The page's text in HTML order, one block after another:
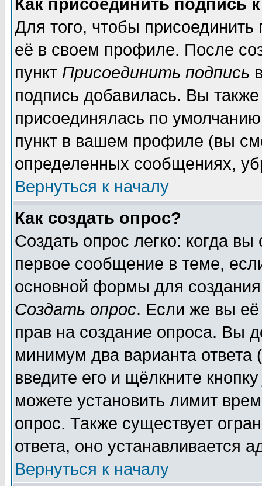
Как присоединить подпись
Для того, чтобы
её в своем профиле. После
пункт Присоединить подпись
подпись добавилась. Вы
присоединялась по
пункт в вашем профиле (вы
определенных сообщениях,
Вернуться к началу
Как создать опрос?
Создать опрос легко: когда
первое сообщение в теме,
основной формы для
Создать опрос. Если же вы её
прав на создание опроса. Вы
минимум два варианта ответа
введите его и щёлкните
можете установить лимит
опрос. Также существует
ответа, оно устанавливается
Вернуться к началу